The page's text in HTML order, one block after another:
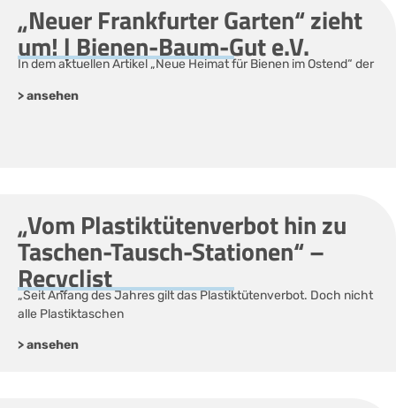
„Neuer Frankfurter Garten“ zieht
um! | Bienen-Baum-Gut e.V.
In dem aktuellen Artikel „Neue Heimat für Bienen im Ostend“ der
> ansehen
„Vom Plastiktütenverbot hin zu
Taschen-Tausch-Stationen“ –
Recyclist
„Seit Anfang des Jahres gilt das Plastiktütenverbot. Doch nicht
alle Plastiktaschen
> ansehen